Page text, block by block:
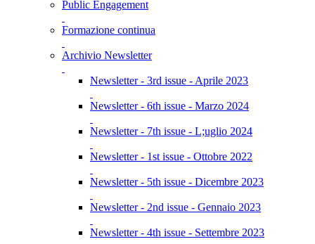
Public Engagement
Formazione continua
Archivio Newsletter
Newsletter - 3rd issue - Aprile 2023
Newsletter - 6th issue - Marzo 2024
Newsletter - 7th issue - L;uglio 2024
Newsletter - 1st issue - Ottobre 2022
Newsletter - 5th issue - Dicembre 2023
Newsletter - 2nd issue - Gennaio 2023
Newsletter - 4th issue - Settembre 2023